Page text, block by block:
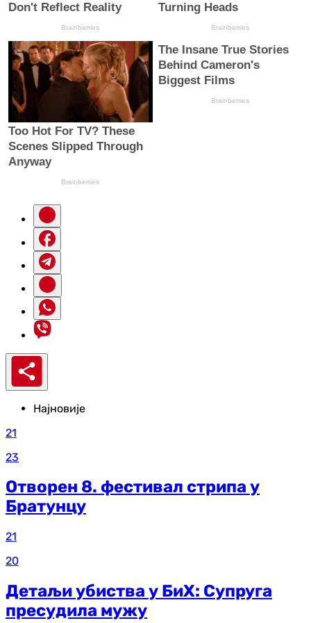
Најновије
21
23
Отворен 8. фестивал стрипа у
Братунцу
21
20
Детаљи убиства у БиХ: Супруга
пресудила мужу